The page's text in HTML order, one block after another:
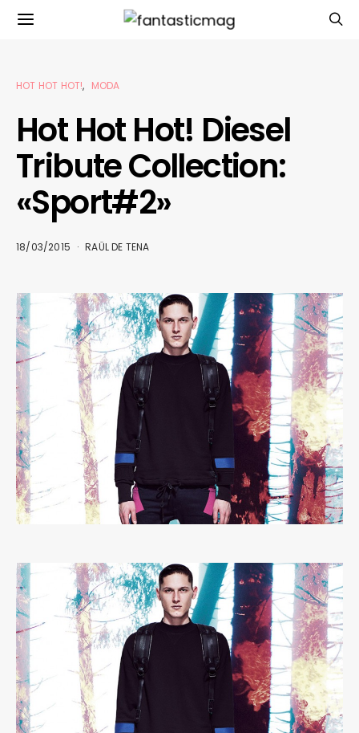
HOT HOT HOT! MODA
Hot Hot Hot! Diesel
Tribute Collection:
«Sport#2»
18/03/2015 RAÜL DE TENA